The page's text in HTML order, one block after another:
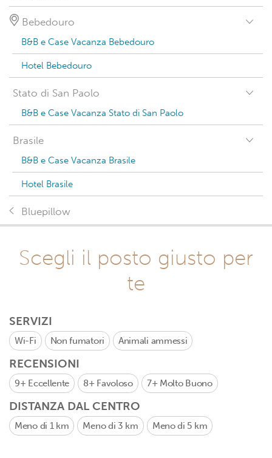
Bebedouro
B&B e Case Vacanza Bebedouro
Hotel Bebedouro
Stato di San Paolo
B&B e Case Vacanza Stato di San Paolo
Brasile
B&B e Case Vacanza Brasile
Hotel Brasile
Bluepillow
Scegli il posto giusto per
te
SERVIZI
Wi-Fi Non fumatori Animali ammessi
RECENSIONI
9+ Eccellente 8+ Favoloso 7+ Molto Buono
DISTANZA DAL CENTRO
Meno di 1 km Meno di 3 km Meno di 5 km